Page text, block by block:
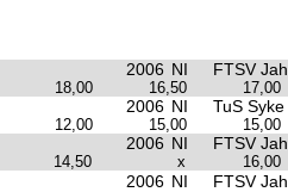
2006 NI FTSV
18,00 16,50 17,00
2006 NI TuS Syke
12,00 15,00 15,00
2006 NI FTSV
14,50 x 16,00
2006 NI FTSV